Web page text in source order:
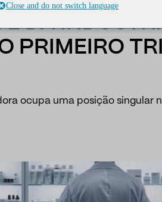
DA
PRIMEIRO
ocupa uma posição singular
Close and do not switch language